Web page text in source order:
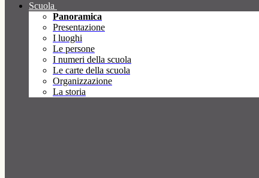
Scuola
Panoramica
Presentazione
I luoghi
Le persone
I numeri della scuola
Le carte della scuola
Organizzazione
La storia